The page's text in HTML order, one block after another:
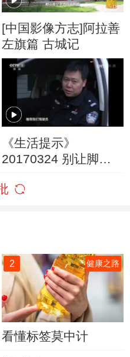
[中国影像方志]阿拉善
左旗篇 古城记
《生活提示》
20170324 别让脚垫
2 健康之路
看懂标签莫中计